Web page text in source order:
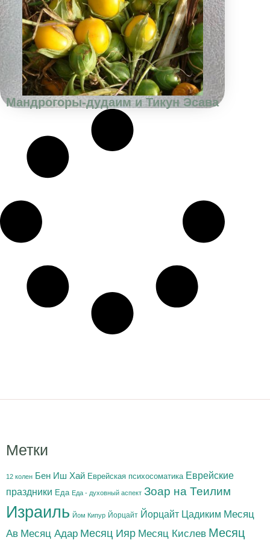
Мандрогоры-дудаим и Тикун Эсава
Метки
12 колен Бен Иш Хай Еврейская психосоматика Еврейские
праздники Еда Еда - духовный аспект Зоар на Теилим
Израиль Йом Кипур Йорцайт Йорцайт Цадиким Месяц
Ав Месяц Адар Месяц Ияр Месяц Кислев Месяц